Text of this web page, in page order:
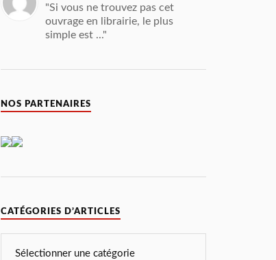
"Si vous ne trouvez pas cet
ouvrage en librairie, le plus
simple est ..."
NOS PARTENAIRES
CATÉGORIES D’ARTICLES